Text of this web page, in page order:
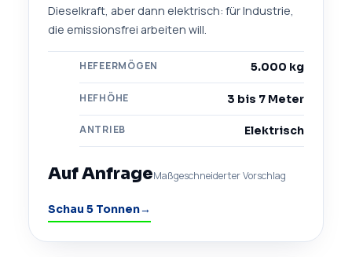
Dieselkraft, aber dann elektrisch: für Industrie,
die emissionsfrei arbeiten will.
HEFEERMÖGEN 5.000 kg
HEFHÖHE 3 bis 7 Meter
ANTRIEB Elektrisch
Auf AnfrageMaßgeschneiderter Vorschlag
Schau 5 Tonnen→